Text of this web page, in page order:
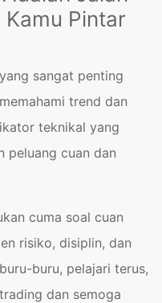
Pintar
sangat penting
trend dan
teknikal yang
peluang cuan dan
cuma soal cuan
risiko, disiplin, dan
buru, pelajari terus,
dan semoga